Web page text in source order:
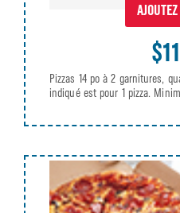
Pizzas 14 po à 2 garnitures,
indiqué est pour 1 pizza.